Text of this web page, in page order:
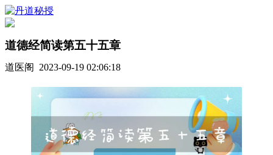
道德经简读第五十五章
道医阁 2023-09-19 02:06:18